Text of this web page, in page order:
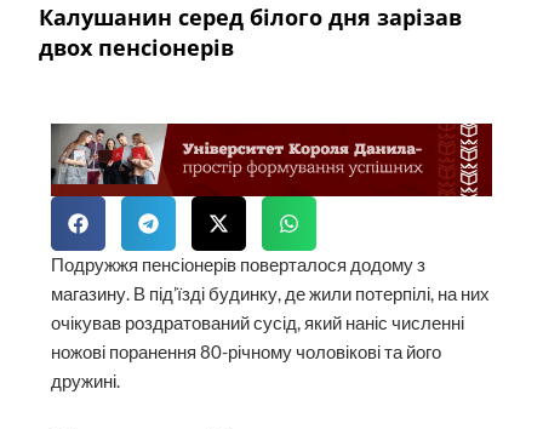
Калушанин серед білого дня зарізав
двох пенсіонерів
Подружжя пенсіонерів поверталося додому з
магазину. В під’їзді будинку, де жили потерпілі, на них
очікував роздратований сусід, який наніс численні
ножові поранення 80-річному чоловікові та його
дружині.